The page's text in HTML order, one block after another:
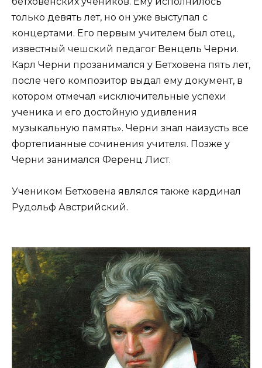
только девять лет, но он уже выступал с
концертами. Его первым учителем был отец,
известный чешский педагог Венцель Черни.
Карл Черни прозанимался у Бетховена пять лет,
после чего композитор выдал ему документ, в
котором отмечал «исключительные успехи
ученика и его достойную удивления
музыкальную память». Черни знал наизусть все
фортепианные сочинения учителя. Позже у
Черни занимался Ференц Лист.
Учеником Бетховена являлся также кардинал
Рудольф Австрийский.